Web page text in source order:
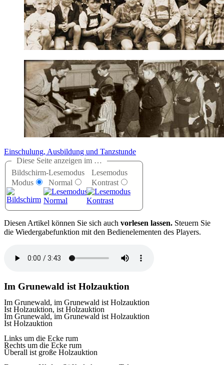
Einschulung, Ausbildung und Tanzstunde
Diese Seite anzeigen im …
Bildschirm-
Modus
Lesemodus
Normal
Lesemodus
Kontrast
Diesen Artikel können Sie sich auch vorlesen lassen. Steuern Sie
die Wiedergabefunktion mit den Bedienelementen des Players.
Im Grunewald ist Holzauktion
Im Grunewald, im Grunewald ist Holzauktion
Ist Holzauktion, ist Holzauktion
Im Grunewald, im Grunewald ist Holzauktion
Ist Holzauktion
Links um die Ecke rum
Rechts um die Ecke rum
Überall ist große Holzauktion